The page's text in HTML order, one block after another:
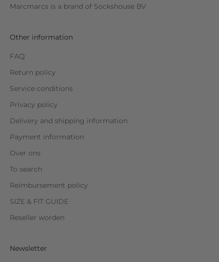
Marcmarcs is a brand of Sockshouse BV
Other information
FAQ
Return policy
Service conditions
Privacy policy
Delivery and shipping information
Payment information
Over ons
To search
Reimbursement policy
SIZE & FIT GUIDE
Reseller worden
Newsletter